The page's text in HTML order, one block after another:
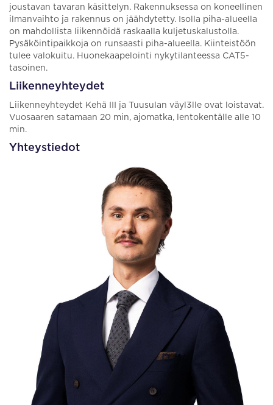
joustavan tavaran käsittelyn. Rakennuksessa on koneellinen
ilmanvaihto ja rakennus on jäähdytetty. Isolla piha-alueella
on mahdollista liikennöidä raskaalla kuljetuskalustolla.
Pysäköintipaikkoja on runsaasti piha-alueella. Kiinteistöön
tulee valokuitu. Huonekaapelointi nykytilanteessa CAT5-
tasoinen.
Liikenneyhteydet
Liikenneyhteydet Kehä III ja Tuusulan väyl3lle ovat loistavat.
Vuosaaren satamaan 20 min, ajomatka, lentokentälle alle 10
min.
Yhteystiedot